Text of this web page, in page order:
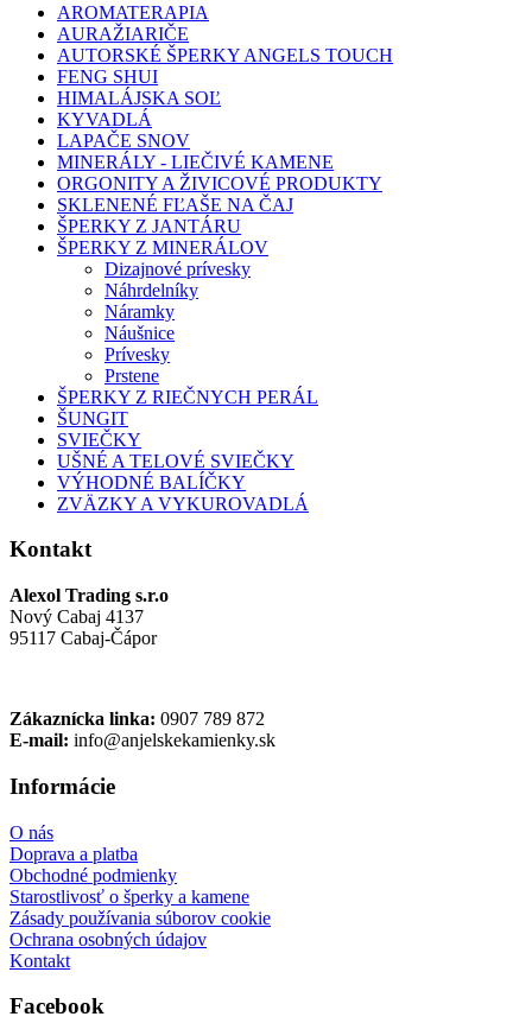
AROMATERAPIA
AURAŽIARIČE
AUTORSKÉ ŠPERKY ANGELS TOUCH
FENG SHUI
HIMALÁJSKA SOĽ
KYVADLÁ
LAPAČE SNOV
MINERÁLY - LIEČIVÉ KAMENE
ORGONITY A ŽIVICOVÉ PRODUKTY
SKLENENÉ FĽAŠE NA ČAJ
ŠPERKY Z JANTÁRU
ŠPERKY Z MINERÁLOV
Dizajnové prívesky
Náhrdelníky
Náramky
Náušnice
Prívesky
Prstene
ŠPERKY Z RIEČNYCH PERÁL
ŠUNGIT
SVIEČKY
UŠNÉ A TELOVÉ SVIEČKY
VÝHODNÉ BALÍČKY
ZVÄZKY A VYKUROVADLÁ
Kontakt
Alexol Trading s.r.o
Nový Cabaj 4137
95117 Cabaj-Čápor
Zákaznícka linka: 0907 789 872
E-mail: info@anjelskekamienky.sk
Informácie
O nás
Doprava a platba
Obchodné podmienky
Starostlivosť o šperky a kamene
Zásady používania súborov cookie
Ochrana osobných údajov
Kontakt
Facebook